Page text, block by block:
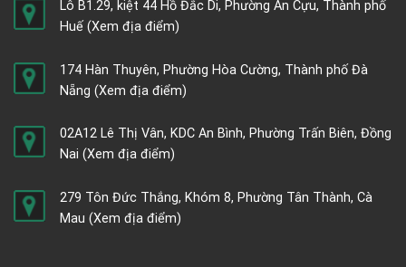
Lô B1.29, kiệt 44 Hồ Đắc Di, Phường An Cựu, Thành phố
Huế (Xem địa điểm)
174 Hàn Thuyên, Phường Hòa Cường, Thành phố Đà
Nẵng (Xem địa điểm)
02A12 Lê Thị Vân, KDC An Bình, Phường Trấn Biên, Đồng
Nai (Xem địa điểm)
279 Tôn Đức Thắng, Khóm 8, Phường Tân Thành, Cà
Mau (Xem địa điểm)